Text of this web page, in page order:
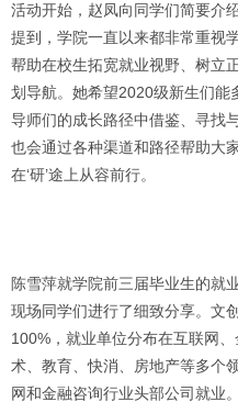
活动开始，赵凤向同学们简要介
提到，学院一直以来都非常重视
帮助在校生拓宽就业视野、树立
划导航。她希望2020级新生们能
导师们的成长路径中借鉴、寻找
也会通过各种渠道和路径帮助大
在‘研’途上从容前行。
陈雪萍就学院前三届毕业生的就
现场同学们进行了细致分享。文
100%，就业单位分布在互联网
术、教育、快消、房地产等多个
网和金融咨询行业头部公司就业